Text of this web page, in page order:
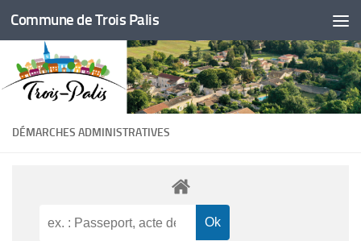
Skip to content
Commune de Trois Palis
DÉMARCHES ADMINISTRATIVES